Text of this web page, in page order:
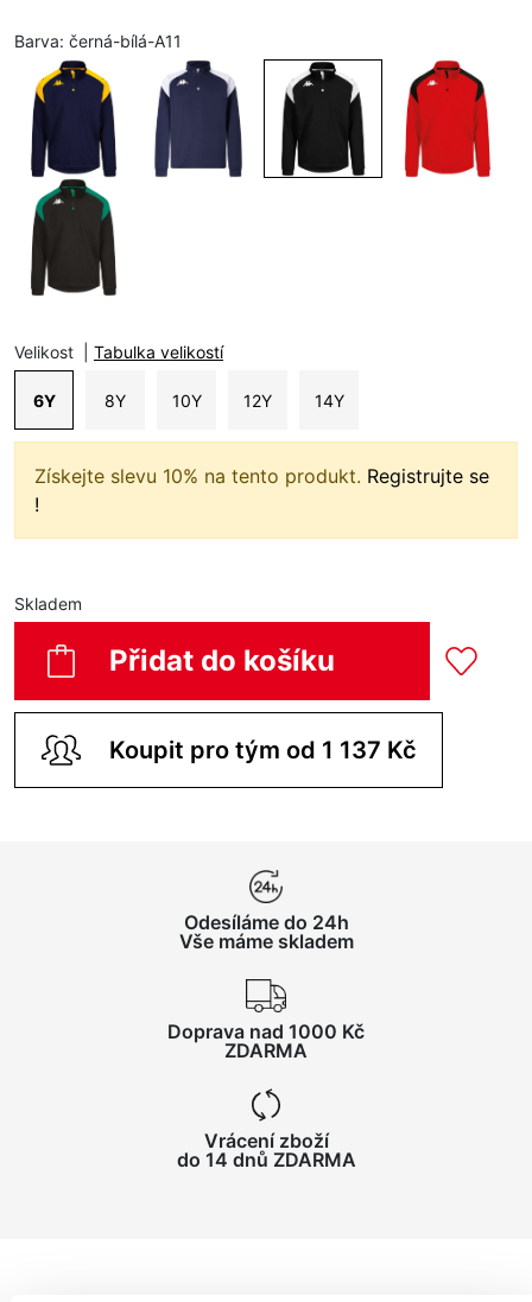
Barva: černá-bílá-A11
Velikost Tabulka velikostí
6Y 8Y 10Y 12Y 14Y
Získejte slevu 10% na tento produkt. Registrujte se
!
Skladem
Přidat do košíku
Koupit pro tým od 1 137 Kč
Odesíláme do 24h
Vše máme skladem
Doprava nad 1000 Kč
ZDARMA
Vrácení zboží
do 14 dnů ZDARMA